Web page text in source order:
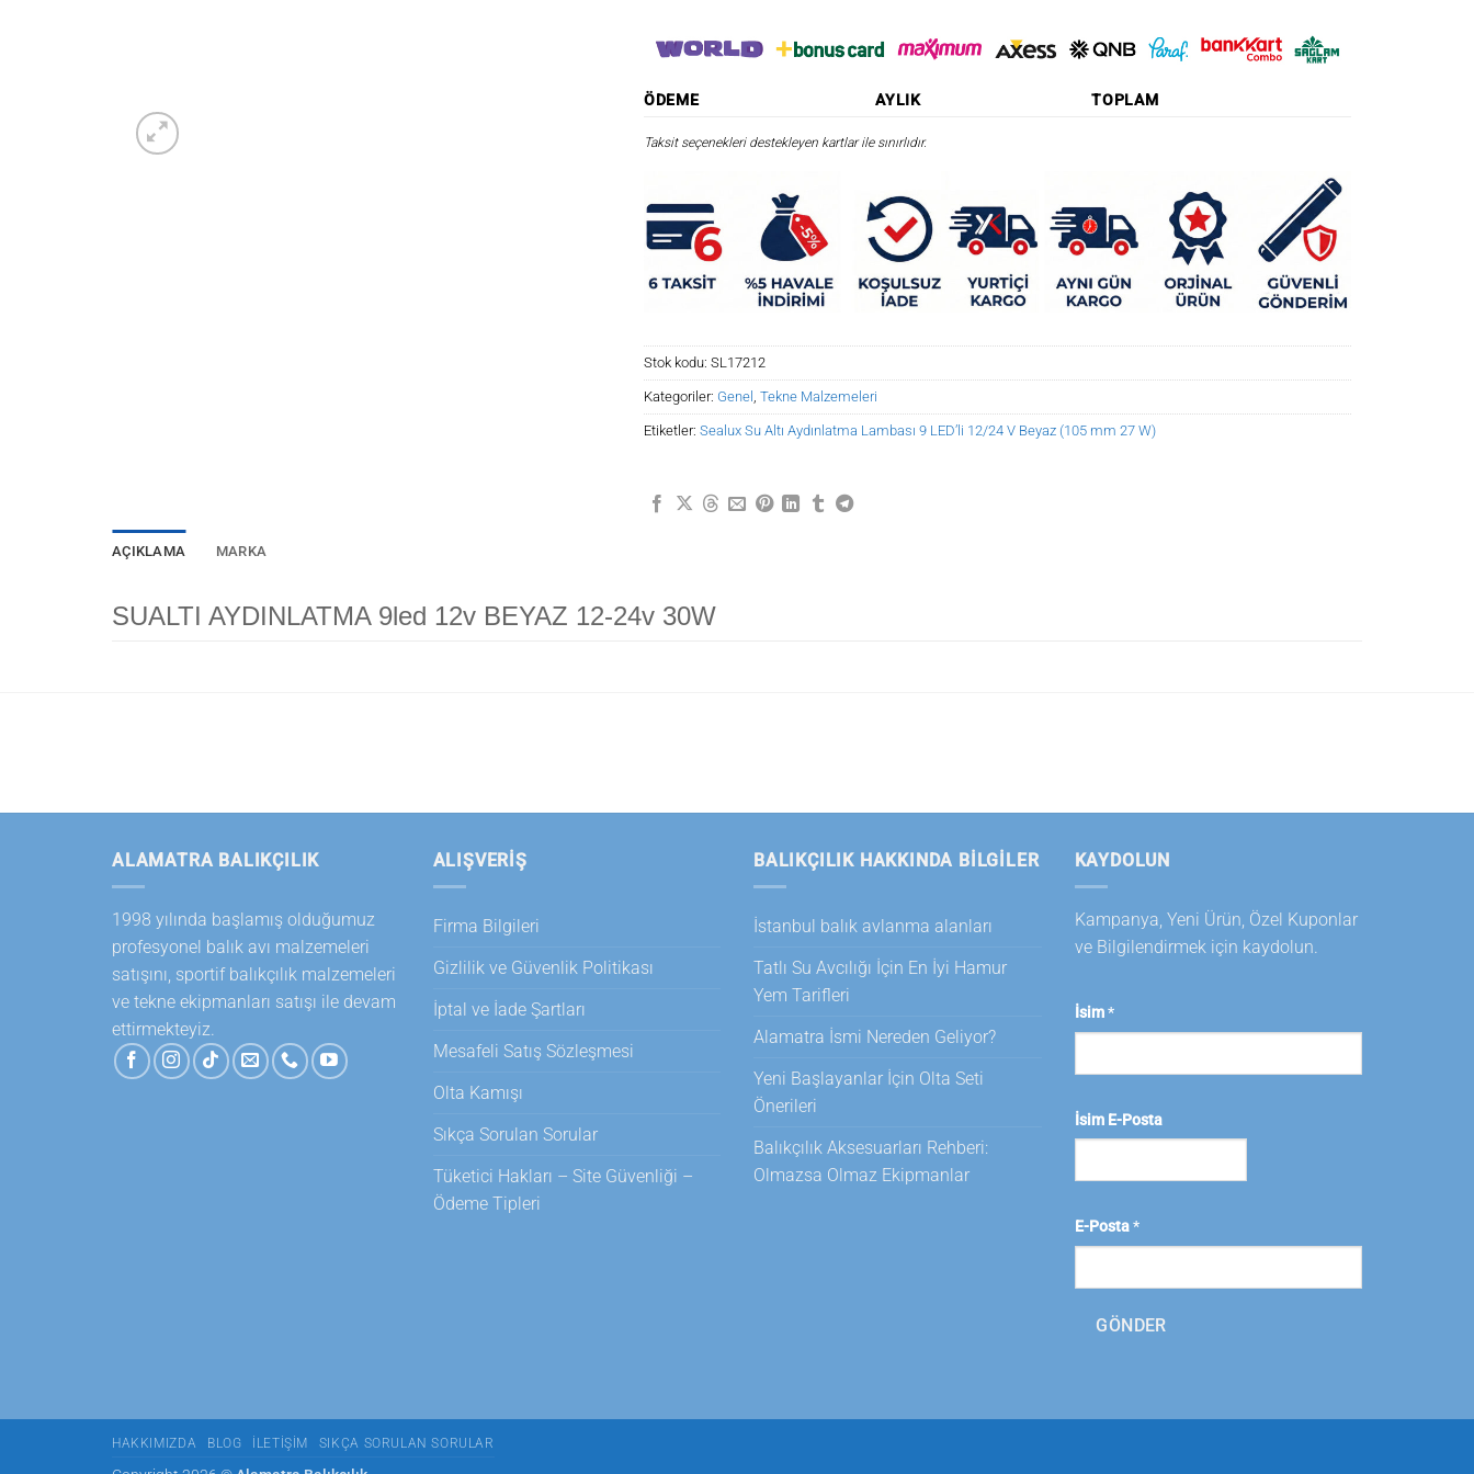
ÖDEME AYLIK TOPLAM
Taksit seçenekleri destekleyen kartlar ile sınırlıdır.
Stok kodu: SL17212
Kategoriler: Genel , Tekne Malzemeleri
Etiketler: Sealux Su Altı Aydınlatma Lambası 9 LED’li 12/24 V Beyaz (105 mm 27 W)
AÇIKLAMA MARKA
SUALTI AYDINLATMA 9led 12v BEYAZ 12-24v 30W
ALAMATRA BALIKÇILIK
1998 yılında başlamış olduğumuz
profesyonel balık avı malzemeleri
satışını, sportif balıkçılık malzemeleri
ve tekne ekipmanları satışı ile devam
ettirmekteyiz.
ALIŞVERİŞ
Firma Bilgileri
Gizlilik ve Güvenlik Politikası
İptal ve İade Şartları
Mesafeli Satış Sözleşmesi
Olta Kamışı
Sıkça Sorulan Sorular
Tüketici Hakları – Site Güvenliği –
Ödeme Tipleri
BALIKÇILIK HAKKINDA BILGILER
İstanbul balık avlanma alanları
Tatlı Su Avcılığı İçin En İyi Hamur
Yem Tarifleri
Alamatra İsmi Nereden Geliyor?
Yeni Başlayanlar İçin Olta Seti
Önerileri
Balıkçılık Aksesuarları Rehberi:
Olmazsa Olmaz Ekipmanlar
KAYDOLUN
Kampanya, Yeni Ürün, Özel Kuponlar
ve Bilgilendirmek için kaydolun.
İsim*
İsim E-Posta
E-Posta*
GÖNDER
HAKKIMIZDA BLOG İLETIŞIM SIKÇA SORULAN SORULAR